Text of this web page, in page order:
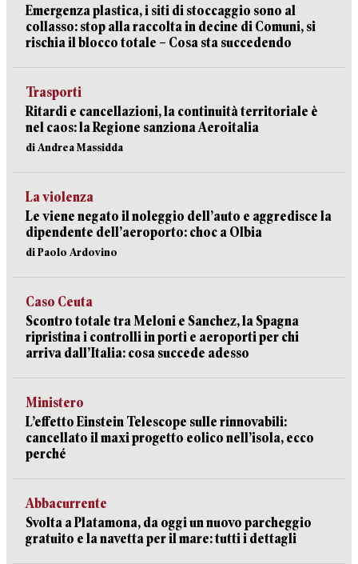
Emergenza plastica, i siti di stoccaggio sono al
collasso: stop alla raccolta in decine di Comuni, si
rischia il blocco totale – Cosa sta succedendo
Trasporti
Ritardi e cancellazioni, la continuità territoriale è
nel caos: la Regione sanziona Aeroitalia
di Andrea Massidda
La violenza
Le viene negato il noleggio dell’auto e aggredisce la
dipendente dell’aeroporto: choc a Olbia
di Paolo Ardovino
Caso Ceuta
Scontro totale tra Meloni e Sanchez, la Spagna
ripristina i controlli in porti e aeroporti per chi
arriva dall’Italia: cosa succede adesso
Ministero
L’effetto Einstein Telescope sulle rinnovabili:
cancellato il maxi progetto eolico nell’isola, ecco
perché
Abbacurrente
Svolta a Platamona, da oggi un nuovo parcheggio
gratuito e la navetta per il mare: tutti i dettagli